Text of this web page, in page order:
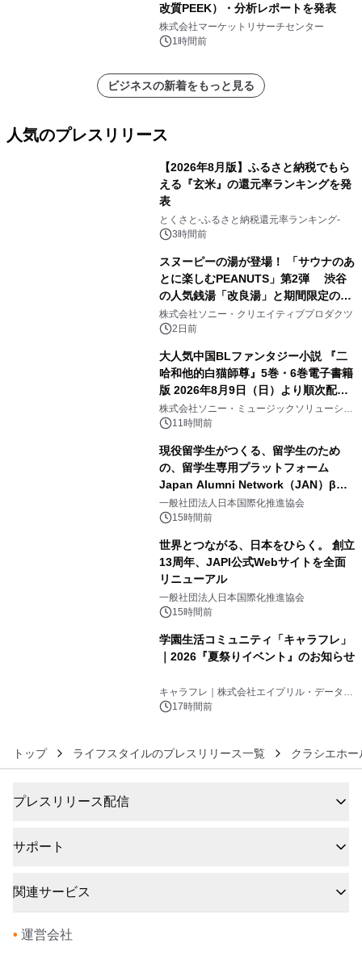
改質PEEK）・分析レポートを発表
株式会社マーケットリサーチセンター
1時間前
ビジネスの新着をもっと見る
人気のプレスリリース
【2026年8月版】ふるさと納税でもら
える『玄米』の還元率ランキングを発
表
とくさと-ふるさと納税還元率ランキング-
3時間前
スヌーピーの湯が登場！ 「サウナのあ
とに楽しむPEANUTS」第2弾 渋谷
の人気銭湯「改良湯」と期間限定のコ
ラボレーション サウナイキタイコラ
ボグッズも発売決定！
株式会社ソニー・クリエイティブプロダクツ
2日前
大人気中国BLファンタジー小説 『二
哈和他的白猫師尊』5巻・6巻電子書籍
版 2026年8月9日（日）より順次配信
開始
株式会社ソニー・ミュージックソリューショ
ンズ11時間前
現役留学生がつくる、留学生のため
の、留学生専用プラットフォーム
Japan Alumni Network（JAN）β版
をリリース
一般社団法人日本国際化推進協会
15時間前
世界とつながる、日本をひらく。 創立
13周年、JAPI公式Webサイトを全面
リニューアル
一般社団法人日本国際化推進協会
15時間前
学園生活コミュニティ「キャラフレ」
｜2026『夏祭りイベント』のお知らせ
キャラフレ｜株式会社エイプリル・データ・
デザインズ
17時間前
トップ ライフスタイルのプレスリリース一覧 クラシエホ
プレスリリース配信
サポート
関連サービス
• 運営会社